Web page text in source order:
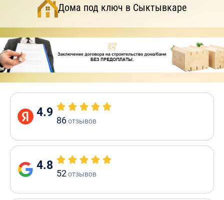
Дома под ключ в Сыктывкаре
4.9
86отзывов
4.8
52отзывов